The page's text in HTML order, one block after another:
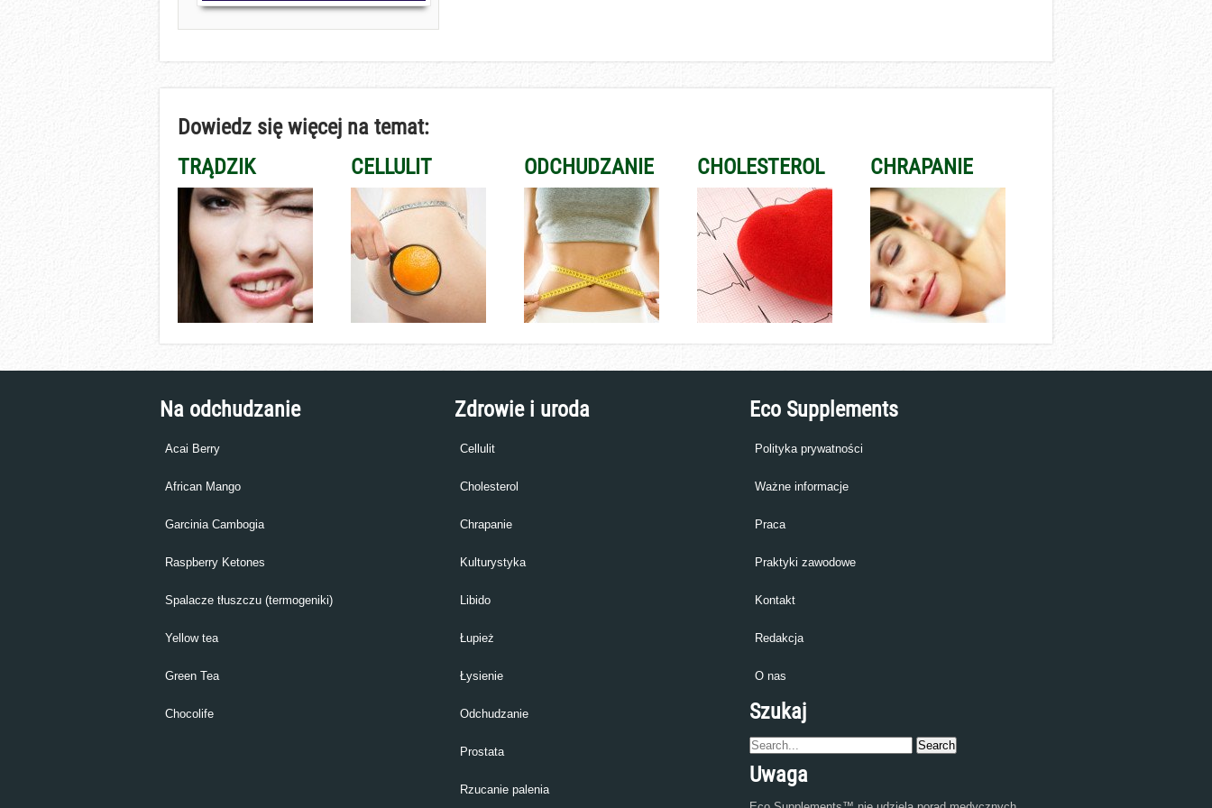
Dowiedz się więcej na temat:
TRĄDZIK
CELLULIT ODCHUDZANIE CHOLESTEROL CHRAPANIE
Na odchudzanie
Acai Berry
African Mango
Garcinia Cambogia
Raspberry Ketones
Spalacze tłuszczu (termogeniki)
Yellow tea
Green Tea
Chocolife
Zdrowie i uroda
Cellulit
Cholesterol
Chrapanie
Kulturystyka
Libido
Łupież
Łysienie
Odchudzanie
Prostata
Rzucanie palenia
Eco Supplements
Polityka prywatności
Ważne informacje
Praca
Praktyki zawodowe
Kontakt
Redakcja
O nas
Szukaj
Uwaga